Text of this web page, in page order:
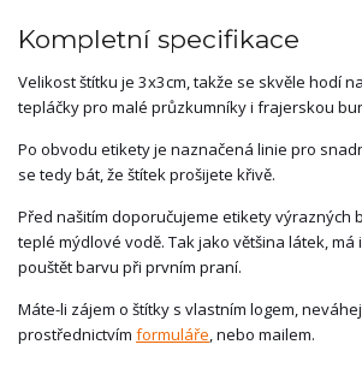
Kompletní specifikace
Velikost štítku je 3x3cm, takže se skvěle hodí
tepláčky pro malé průzkumníky i frajerskou
Po obvodu etikety je naznačená linie pro
se tedy bát, že štítek prošijete křivě.
Před našitím doporučujeme etikety výrazných
teplé mýdlové vodě. Tak jako většina látek, má
pouštět barvu při prvním praní.
Máte-li zájem o štítky s vlastním logem,
prostřednictvím formuláře, nebo mailem.